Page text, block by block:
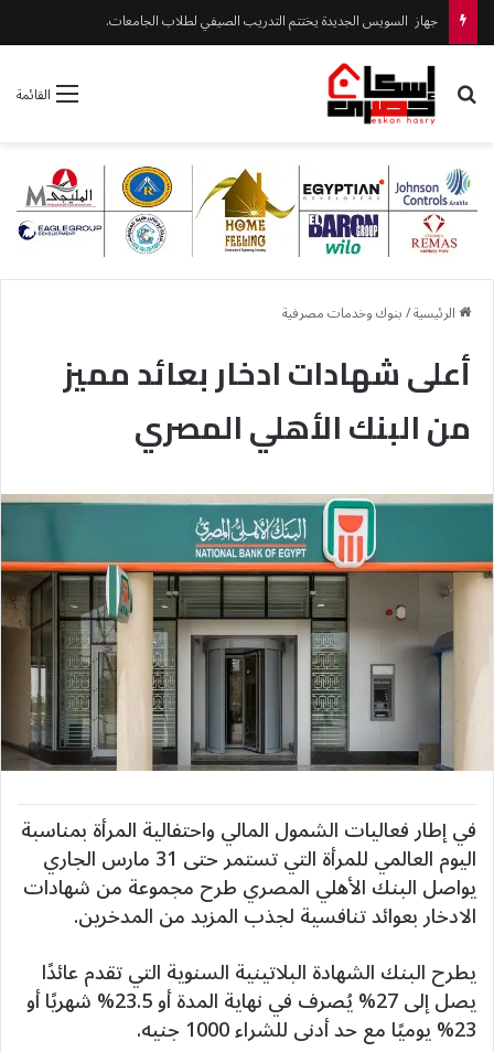
جهاز السويس الجديدة يختتم التدريب الصيفي لطلاب الجامعات.
القائمة بحث عن
الرئيسية/بنوك وخدمات مصرفية
أعلى شهادات ادخار بعائد مميز
من البنك الأهلي المصري
في إطار فعاليات الشمول المالي واحتفالية المرأة بمناسبة
اليوم العالمي للمرأة التي تستمر حتى 31 مارس الجاري
يواصل البنك الأهلي المصري طرح مجموعة من شهادات
الادخار بعوائد تنافسية لجذب المزيد من المدخرين.
يطرح البنك الشهادة البلاتينية السنوية التي تقدم عائدًا
يصل إلى 27% يُصرف في نهاية المدة أو 23.5% شهريًا أو
23% يوميًا مع حد أدنى للشراء 1000 جنيه.